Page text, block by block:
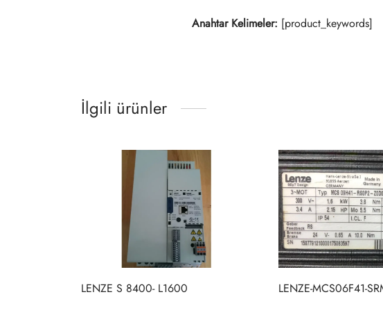
Anahtar Kelimeler: [product_keywords]
İlgili ürünler
LENZE S 8400- L1600 LENZE-MCS06F41-